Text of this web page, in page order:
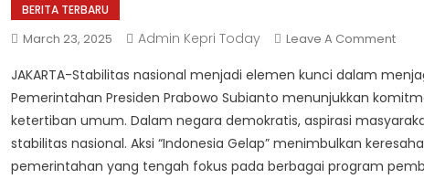
BERITA TERBARU
March 23, 2025 Admin Kepri Today Leave A CommentOn
Jaga
JAKARTA-Stabilitas nasional menjadi elemen kunci dalam
Pemerintahan Presiden Prabowo Subianto menunjukkan
ketertiban umum. Dalam negara demokratis, aspirasi
stabilitas nasional. Aksi “Indonesia Gelap” menimbulkan
pemerintahan yang tengah fokus pada berbagai program